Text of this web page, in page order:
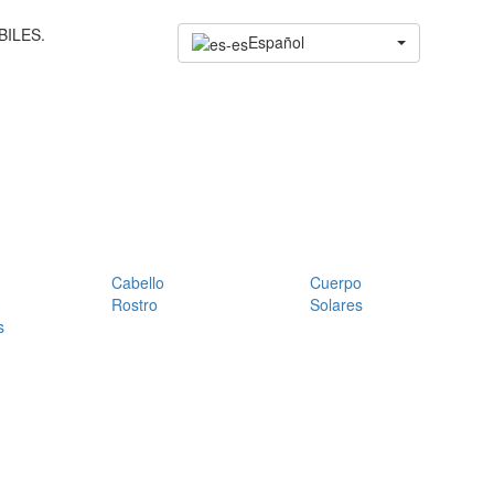
Español
Cabello
Cuerpo
Rostro
Solares